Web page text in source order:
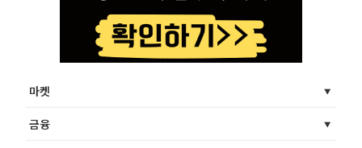
마켓
금융